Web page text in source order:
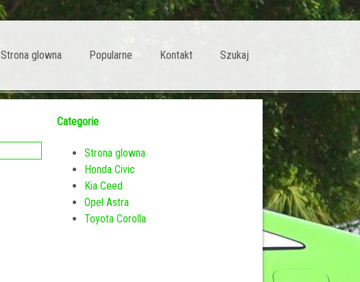
Strona glowna Popularne Kontakt Szukaj
Categorie
Strona glowna
Honda Civic
Kia Ceed
Opel Astra
Toyota Corolla